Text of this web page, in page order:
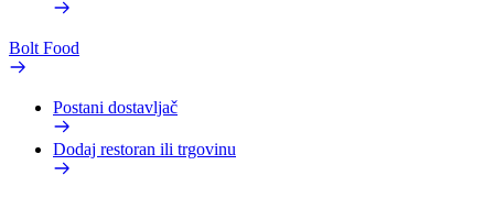
Bolt Food
Postani dostavljač
Dodaj restoran ili trgovinu